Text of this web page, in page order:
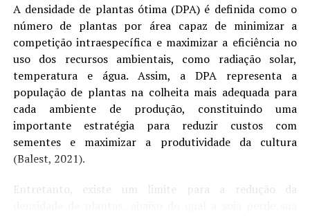
A densidade de plantas ótima (DPA) é definida como o
número de plantas por área capaz de minimizar a
competição intraespecífica e maximizar a eficiência no
uso dos recursos ambientais, como radiação solar,
temperatura e água. Assim, a DPA representa a
população de plantas na colheita mais adequada para
cada ambiente de produção, constituindo uma
importante estratégia para reduzir custos com
sementes e maximizar a produtividade da cultura
(Balest, 2021).
Entretanto, existe um limite para a redução da